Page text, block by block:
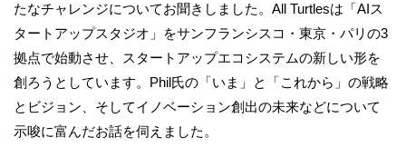
たなチャレンジについてお聞きしました。All Turtlesは「AIス
タートアップスタジオ」をサンフランシスコ・東京・パリの3
拠点で始動させ、スタートアップエコシステムの新しい形を
創ろうとしています。Phil氏の「いま」と「これから」の戦略
とビジョン、そしてイノベーション創出の未来などについて
示唆に富んだお話を伺えました。